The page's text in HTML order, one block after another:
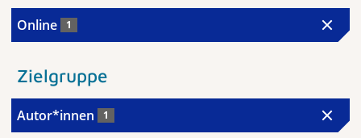
Online 1
Zielgruppe
Autor*innen 1